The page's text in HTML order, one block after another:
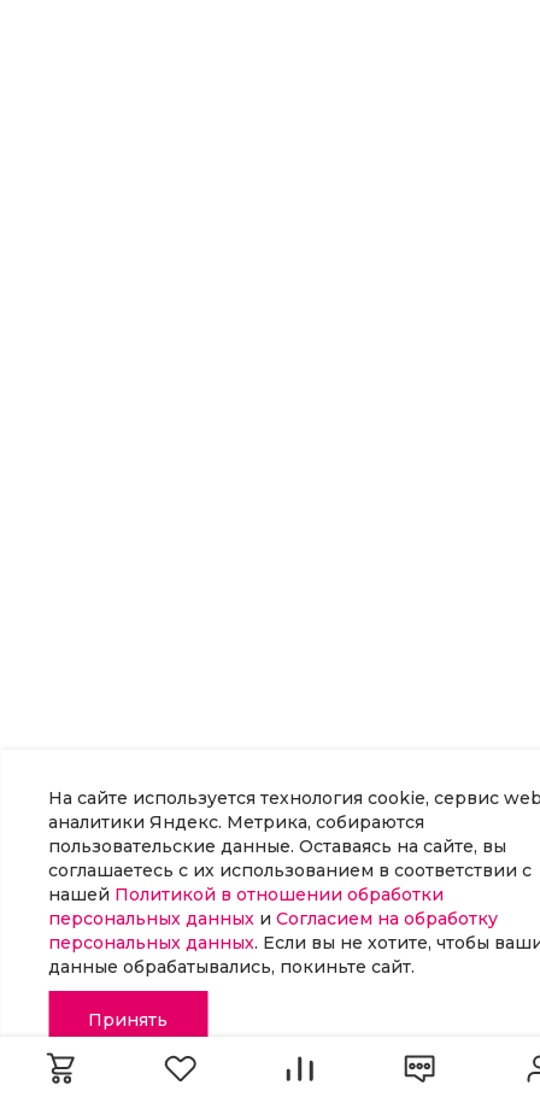
На сайте используется технология cookie, сервис
аналитики Яндекс. Метрика, собираются
пользовательские данные. Оставаясь на сайте, вы
соглашаетесь с их использованием в соответствии с
нашей Политикой в отношении обработки
персональных данных и Согласием на обработку
персональных данных. Если вы не хотите, чтобы
данные обрабатывались, покиньте сайт.
Принять